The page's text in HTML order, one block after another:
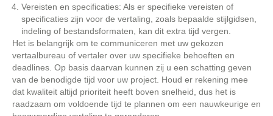
Vereisten en specificaties: Als er specifieke vereisten of
specificaties zijn voor de vertaling, zoals bepaalde stijlgidsen,
indeling of bestandsformaten, kan dit extra tijd vergen.
Het is belangrijk om te communiceren met uw gekozen
vertaalbureau of vertaler over uw specifieke behoeften en
deadlines. Op basis daarvan kunnen zij u een schatting geven
van de benodigde tijd voor uw project. Houd er rekening mee
dat kwaliteit altijd prioriteit heeft boven snelheid, dus het is
raadzaam om voldoende tijd te plannen om een nauwkeurige en